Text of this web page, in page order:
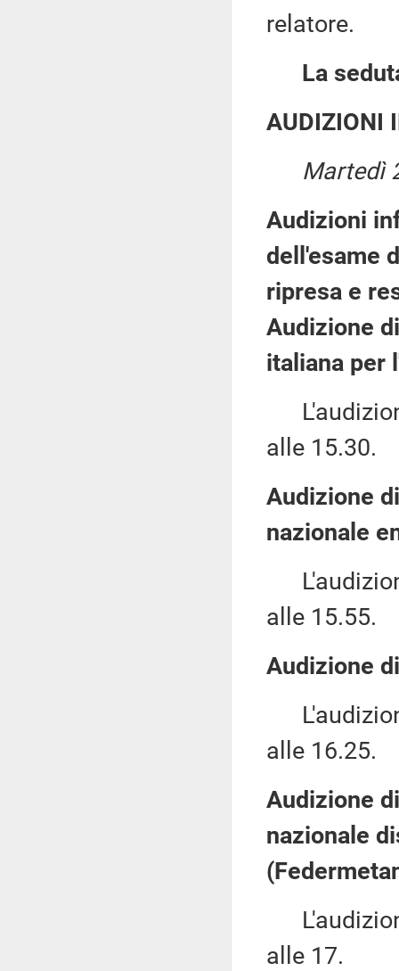
relatore.
La
AUDIZIONI
Martedì
Audizioni
dell'esame
ripresa e
Audizione
italiana per
alle 15.30.
Audizione
nazionale
alle 15.55.
Audizione
alle 16.25.
Audizione
nazionale
alle 17.